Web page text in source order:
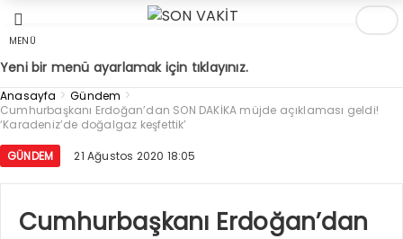
MENÜ
Yeni bir menü ayarlamak için tıklayınız.
Anasayfa >Gündem >
Cumhurbaşkanı Erdoğan’dan SON DAKİKA müjde açıklaması geldi!
‘Karadeniz’de doğalgaz keşfettik’
GÜNDEM 21 Ağustos 2020 18:05
Cumhurbaşkanı Erdoğan’dan